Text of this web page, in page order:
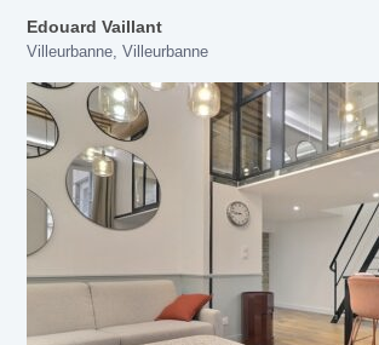
Edouard Vaillant
Villeurbanne Villeurbanne